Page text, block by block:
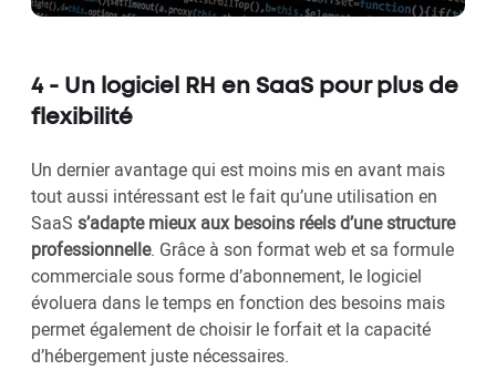
4 - Un logiciel RH en SaaS pour plus de
flexibilité
Un dernier avantage qui est moins mis en avant mais
tout aussi intéressant est le fait qu’une utilisation en
SaaS s’adapte mieux aux besoins réels d’une structure
professionnelle. Grâce à son format web et sa formule
commerciale sous forme d’abonnement, le logiciel
évoluera dans le temps en fonction des besoins mais
permet également de choisir le forfait et la capacité
d’hébergement juste nécessaires.